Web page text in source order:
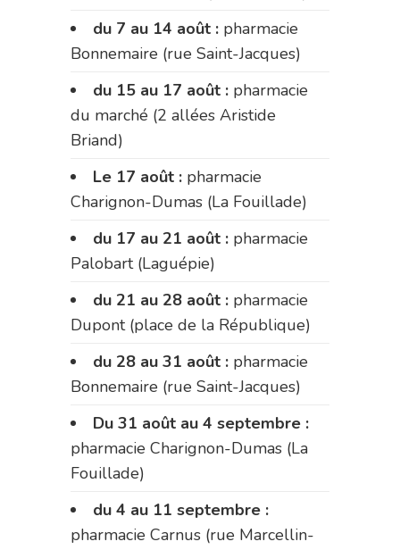
du 7 au 14 août : pharmacie
Bonnemaire (rue Saint-Jacques)
du 15 au 17 août : pharmacie
du marché (2 allées Aristide
Briand)
Le 17 août : pharmacie
Charignon-Dumas (La Fouillade)
du 17 au 21 août : pharmacie
Palobart (Laguépie)
du 21 au 28 août : pharmacie
Dupont (place de la République)
du 28 au 31 août : pharmacie
Bonnemaire (rue Saint-Jacques)
Du 31 août au 4 septembre :
pharmacie Charignon-Dumas (La
Fouillade)
du 4 au 11 septembre :
pharmacie Carnus (rue Marcellin-